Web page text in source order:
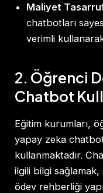
Maliyet
chatbotları
verimli
2. Öğrenci
Chatbot
Eğitim kurumları,
yapay zeka
kullanmaktadır.
ilgili bilgi sağlamak,
ödev rehberliği